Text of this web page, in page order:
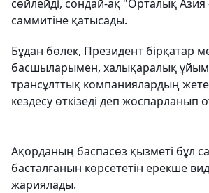
сөйлейді, сондай-ақ "Орталық
саммитіне қатысады.
Бұдан бөлек, Президент бірқатар
басшыларымен, халықаралық
трансұлттық компаниялардың
кездесу өткізеді деп жоспарланып
Ақорданың баспасөз қызметі бұл
басталғанын көрсететін ерекше
жариялады.